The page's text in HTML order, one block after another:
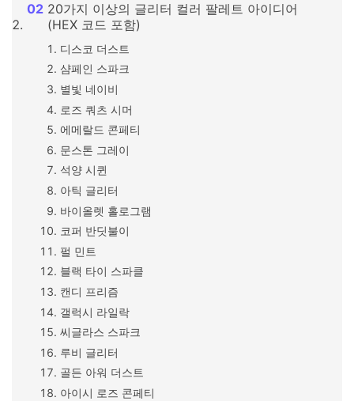
20가지 이상의 글리터 컬러 팔레트 아이디어
(HEX 코드 포함)
디스코 더스트
샴페인 스파크
별빛 네이비
로즈 쿼츠 시머
에메랄드 콘페티
문스톤 그레이
석양 시퀸
아틱 글리터
바이올렛 홀로그램
코퍼 반딧불이
펄 민트
블랙 타이 스파클
캔디 프리즘
갤럭시 라일락
씨글라스 스파크
루비 글리터
골든 아워 더스트
아이시 로즈 콘페티